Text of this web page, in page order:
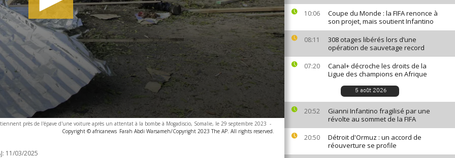
10:06
Coupe du Monde : la FIFA renonce à
son projet, mais soutient Infantino
08:11
308 otages libérés lors d’une
opération de sauvetage record
07:20
Canal+ décroche les droits de la
Ligue des champions en Afrique
5 août 2026
20:52
Gianni Infantino fragilisé par une
révolte au sommet de la FIFA
20:50
Détroit d'Ormuz : un accord de
réouverture se profile
tiennent près de l'épave d'une voiture après un attentat à la bombe à Mogadiscio, Somalie, le 29 septembre 2023 -
Copyright © africanews Farah Abdi Warsameh/Copyright 2023 The AP. All rights reserved.
11/03/2025